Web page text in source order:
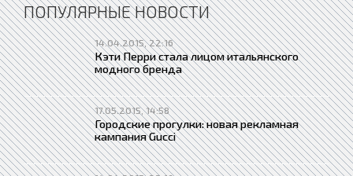
ПОПУЛЯРНЫЕ НОВОСТИ
14.04.2015, 22:16
Кэти Перри стала лицом итальянского
модного бренда
17.05.2015, 14:58
Городские прогулки: новая рекламная
кампания Gucci